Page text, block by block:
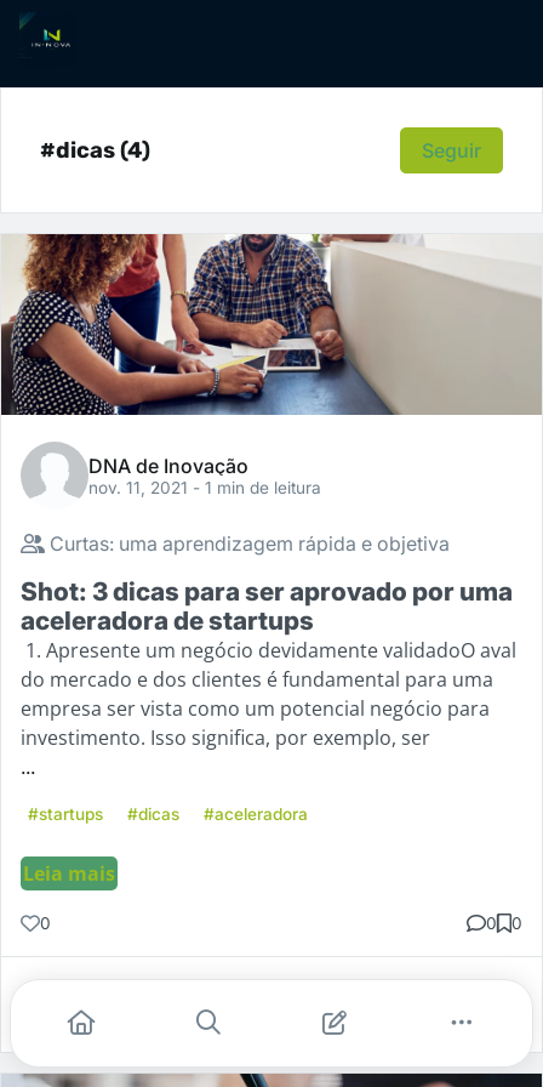
#dicas (4) Seguir
DNA de Inovação
nov. 11, 2021 - 1 min de leitura
Curtas: uma aprendizagem rápida e objetiva
Shot: 3 dicas para ser aprovado por uma
aceleradora de startups
1. Apresente um negócio devidamente validadoO aval
do mercado e dos clientes é fundamental para uma
empresa ser vista como um potencial negócio para
investimento. Isso significa, por exemplo, ser
...
#startups #dicas #aceleradora
Leia mais
0 0 0
Gostei Comentar Salvar